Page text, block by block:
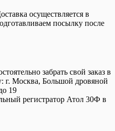
осуществляется в
посылку после
забрать свой заказ в
г. Москва, Большой дровяной
19
регистратор Атол 30Ф в